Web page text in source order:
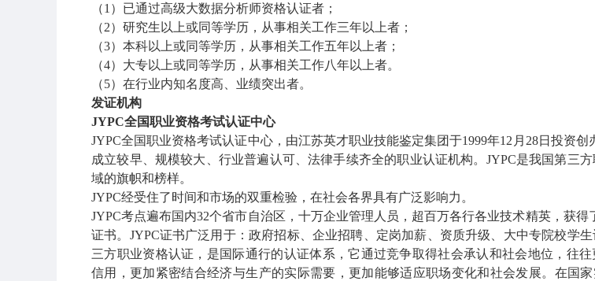
（1 ）已通过高级大数据分析师资格认证者；
（2）研究生以上或同等学历，从事相关工作三年以上者；
（3）本科以上或同等学历，从事相关工作五年以上者；
（4）大专以上或同等学历，从事相关工作八年以上者。
（5）在行业内知名度高、业绩突出者。
发证机构
JYPC全国职业资格考试认证中心
JYPC全国职业资格考试认证中心，由江苏英才职业技能鉴定集团于1999年12 月 28日投资创
成立较早、规模较大、行业普遍认可、法律手续齐全的职业认证机构。 JYPC是我国第三
域的旗帜和榜样。
JYPC经受住了时间和市场的双重检验，在社会各界具有广泛影响力。
JYPC考点遍布国内32个省市自治区，十万企业管理人员，超百万各行各业技术精英，获得
证书。 JYPC证书广泛用于：政府招标、企业招聘、定岗加薪、资质升级、大中专院校学
三方职业资格认证，是国际通行的认证体系，它通过竞争取得社会承认和社会地位，往
信用，更加紧密结合经济与生产的实际需要，更加能够适应职场变化和社会发展。在国家